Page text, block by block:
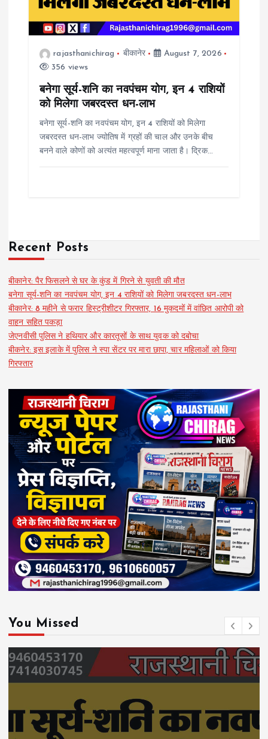
rajasthanichirag बीकानेर
August 7, 2026
356 views
बनेगा सूर्य-शनि का नवपंचम योग, इन 4 राशियों
को मिलेगा जबरदस्त धन-लाभ
बनेगा सूर्य-शनि का नवपंचम योग, इन 4 राशियों को मिलेगा
जबरदस्त धन-लाभ ज्योतिष में ग्रहों की चाल और उनके बीच
बनने वाले कोणों को अत्यंत महत्वपूर्ण माना जाता है। द्रिक…
Recent Posts
बीकानेर: पैर फिसलने से घर के कुंड में गिरने से युवती की मौत
बनेगा सूर्य-शनि का नवपंचम योग, इन 4 राशियों को मिलेगा जबरदस्त धन-लाभ
बीकानेर: 8 महीने से फरार हिस्ट्रीशीटर गिरफ्तार, 16 मुकदमों में वांछित आरोपी को
वाहन सहित पकड़ा
जेएनवीसी पुलिस ने हथियार और कारतूसों के साथ युवक को दबोचा
बीकनेर: इस इलाके में पुलिस ने स्पा सेंटर पर मारा छापा, चार महिलाओं को किया
गिरफ्तार
You Missed